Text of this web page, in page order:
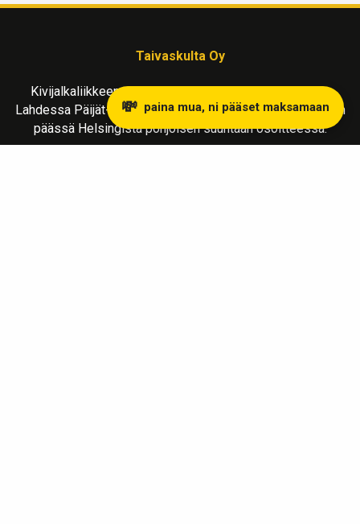
Taivaskulta Oy
Kivijalkaliikkeemme kullanostoon ja myyntiin sijaitsee
Lahdessa Päijät-Hämeen maakunnassa, reilu tunnin matkan
päässä Helsingistä pohjoisen suuntaan osoitteessa:
💸 paina mua, ni pääset maksamaan